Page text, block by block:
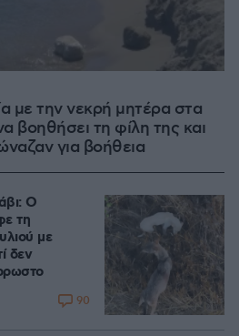
με την νεκρή μητέρα στα
βοηθήσει τη φίλη της και
για βοήθεια
Ο
τη
με
δεν
90